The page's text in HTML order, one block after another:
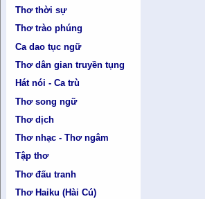
Thơ thời sự
Thơ trào phúng
Ca dao tục ngữ
Thơ dân gian truyền tụng
Hát nói - Ca trù
Thơ song ngữ
Thơ dịch
Thơ nhạc - Thơ ngâm
Tập thơ
Thơ đấu tranh
Thơ Haiku (Hài Cú)